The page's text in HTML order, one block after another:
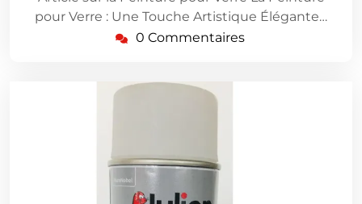
pour Verre : Une Touche Artistique Élégante…
0 Commentaires